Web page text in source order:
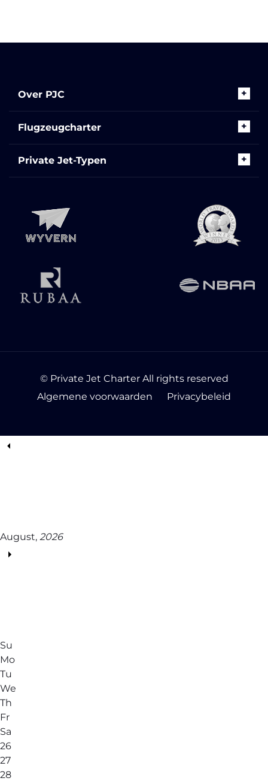
Over PJC
Flugzeugcharter
Private Jet-Typen
© Private Jet Charter All rights reserved
Algemene voorwaarden
Privacybeleid
August, 2026
Su
Mo
Tu
We
Th
Fr
Sa
26
27
28